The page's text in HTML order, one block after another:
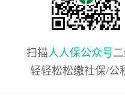
扫描人人保公众号
轻轻松松缴社保/公